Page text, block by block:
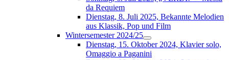
da Requiem
Dienstag, 8. Juli 2025, Bekannte Melodien
aus Klassik, Pop und Film
Wintersemester 2024/25
Dienstag, 15. Oktober 2024, Klavier solo,
Omaggio a Paganini